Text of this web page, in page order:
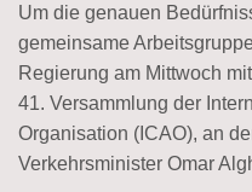
Um die genauen
gemeinsame
Regierung am Mittwoch
41. Versammlung der
Organisation (ICAO), an
Verkehrsminister Omar